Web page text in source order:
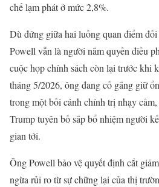
chế lạm phát ở mức 2,8%.
Dù đứng giữa hai luồng quan điểm
Powell vẫn là người nắm quyền điều
cuộc họp chính sách còn lại trước khi
tháng 5/2026, ông đang cố gắng giữ
trong một bối cảnh chính trị nhạy
Trump tuyên bố sắp bổ nhiệm người
gian tới.
Ông Powell bảo vệ quyết định cắt
ngừa rủi ro từ sự chững lại của thị